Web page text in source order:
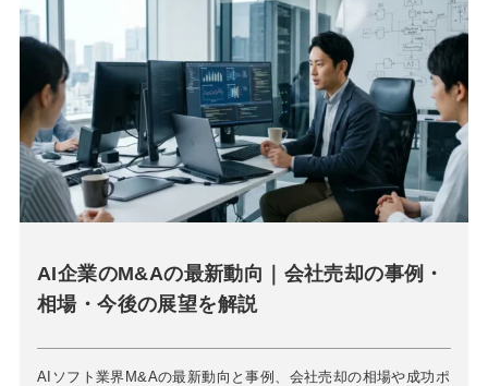
AI企業のM&Aの最新動向｜会社売却の事例・
相場・今後の展望を解説
AIソフト業界M&Aの最新動向と事例、会社売却の相場や成功ポ